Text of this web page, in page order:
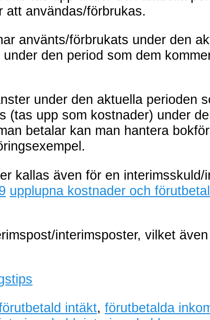
att användas/förbrukas.
använts/förbrukats under den
den period som dem
under den aktuella perioden
(tas upp som kostnader) under
betalar kan man hantera
kallas även för en interimsskuld/
upplupna kostnader och
interimsposter, vilket
intäkt, förutbetalda